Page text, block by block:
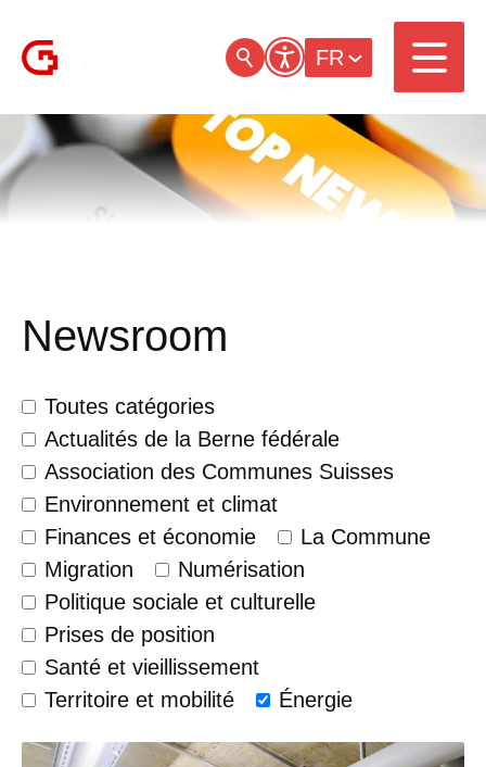
FR
Newsroom
Toutes catégories
Actualités de la Berne fédérale
Association des Communes Suisses
Environnement et climat
Finances et économie
La Commune
Migration
Numérisation
Politique sociale et culturelle
Prises de position
Santé et vieillissement
Territoire et mobilité
Énergie